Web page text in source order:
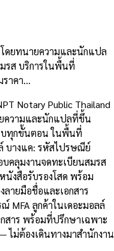
ดยทนายความและนักแปล
รส บริการในพื้นที่
ราคา…
Notary Public Thailand
วามและนักแปลที่ขึ้น
บทุกขั้นตอน ในพื้นที่
บางแค: รหัสไปรษณีย์
บคลุมงานจดทะเบียนสมรส
นังสือรับรองโสด พร้อม
ายมือชื่อและเอกสาร
MFA ลูกค้าในเดอะมอลล์
กสาร พร้อมที่ปรึกษาเฉพาะ
ไม่ต้องเดินทางมาสำนักงาน